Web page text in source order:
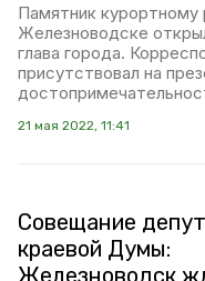
Памятник курортному
Железноводске
глава города.
присутствовал на
21 мая 2022, 11:41
Совещание
краевой Думы: